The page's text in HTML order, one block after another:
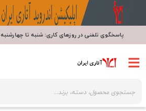
پاسخگوی تلفنی در روزهای کاری: شنبه تا چهارشنبه 12 تا 17 - پنج شنبه 11 تا 14